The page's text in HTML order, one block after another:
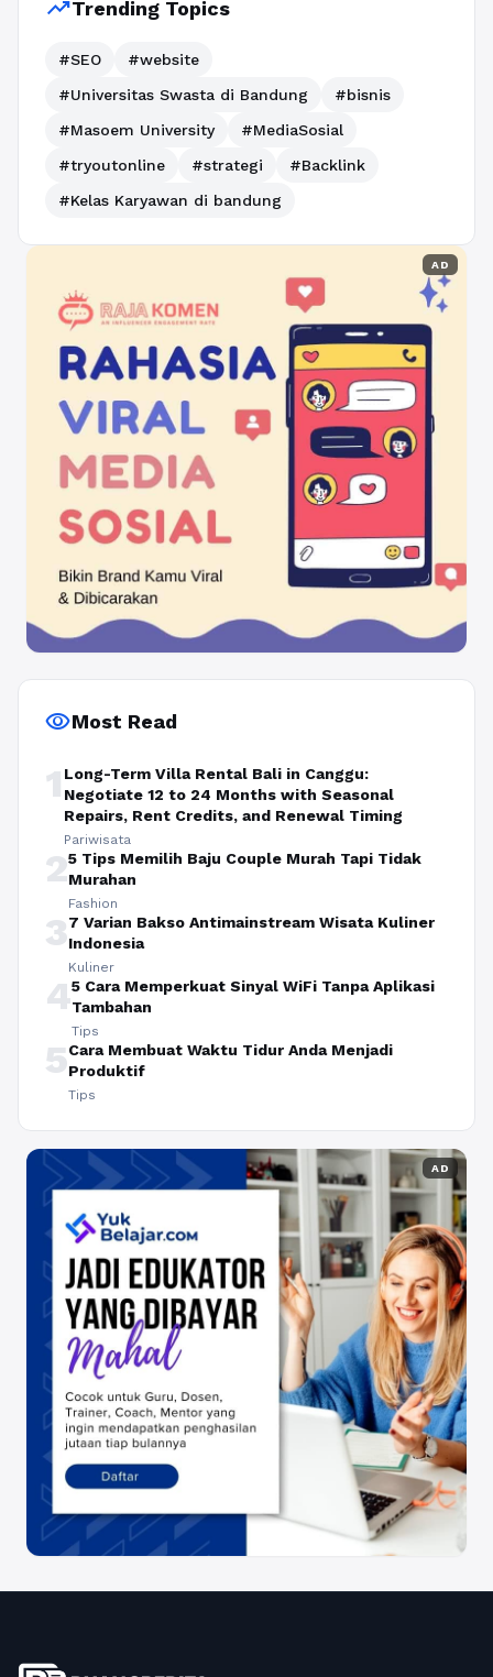
trending_upTrending Topics
#SEO
#website
#Universitas Swasta di Bandung
#bisnis
#Masoem University
#MediaSosial
#tryoutonline
#strategi
#Backlink
#Kelas Karyawan di bandung
AD
visibilityMost Read
1 Long-Term Villa Rental Bali in Canggu:
Negotiate 12 to 24 Months with Seasonal
Repairs, Rent Credits, and Renewal Timing
Pariwisata
25 Tips Memilih Baju Couple Murah Tapi Tidak
Murahan
Fashion
37 Varian Bakso Antimainstream Wisata Kuliner
Indonesia
Kuliner
45 Cara Memperkuat Sinyal WiFi Tanpa Aplikasi
Tambahan
Tips
5Cara Membuat Waktu Tidur Anda Menjadi
Produktif
Tips
AD